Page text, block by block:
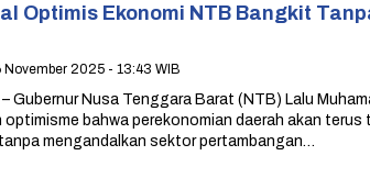
Optimis Ekonomi NTB Bangkit
November 2025 - 13:43 WIB
Gubernur Nusa Tenggara Barat (NTB) Lalu
optimisme bahwa perekonomian daerah akan terus
mengandalkan sektor pertambangan…